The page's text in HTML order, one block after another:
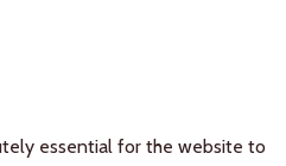
essential for the website to